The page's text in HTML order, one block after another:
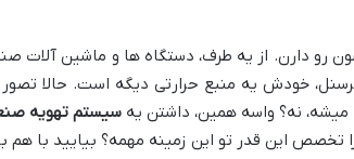
رو دارن. از یه طرف، دستگاه ها و ماشین آلات
خودش یه منبع حرارتی دیگه است. حالا
میشه، نه؟ واسه همین، داشتن یهسیستم تهویه
تخصص این قدر تو این زمینه مهمه؟ بیایید با هم